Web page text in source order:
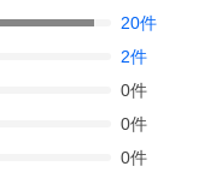
20件
2件
0件
0件
0件